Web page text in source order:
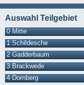
Auswahl Teilgebiet
0 Mitte
1 Schildesche
2 Gadderbaum
3 Brackwede
4 Dornberg